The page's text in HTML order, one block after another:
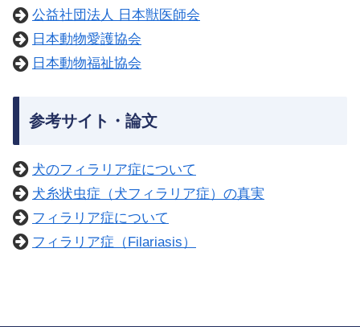
公益社団法人 日本獣医師会
日本動物愛護協会
日本動物福祉協会
参考サイト・論文
犬のフィラリア症について
犬糸状虫症（犬フィラリア症）の真実
フィラリア症について
フィラリア症（Filariasis）